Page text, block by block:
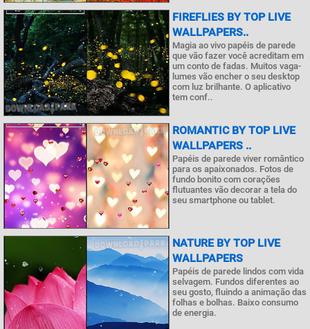
FIREFLIES BY TOP LIVE
WALLPAPERS..
Magia ao vivo papéis de parede
que vão fazer você acreditam em
um conto de fadas. Muitos vaga-
lumes vão encher o seu desktop
com luz brilhante. O aplicativo
tem conf..
ROMANTIC BY TOP LIVE
WALLPAPERS ..
Papéis de parede viver romântico
para os apaixonados. Fotos de
fundo bonito com corações
flutuantes vão decorar a tela do
seu smartphone ou tablet.
NATURE BY TOP LIVE
WALLPAPERS
Papéis de parede lindos com vida
selvagem. Fundos diferentes ao
seu gosto, fluindo a animação das
folhas e bolhas. Baixo consumo
de energia.